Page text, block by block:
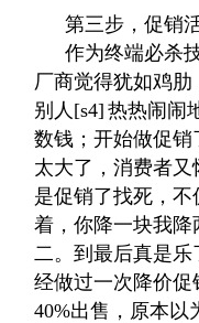
第三步，促销
作为终端必杀
厂商觉得犹如鸡
别人 [s4] 热热闹闹
数钱；开始做促
太大了，消费者
是促销了找死，
着，你降一块我
二。到最后真是
经做过一次降价促
40%出售，原本以